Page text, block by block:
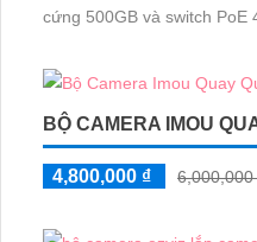
cứng 500GB và switch
BỘ CAMERA IMOU
4,800,000 ₫ 6,000,000